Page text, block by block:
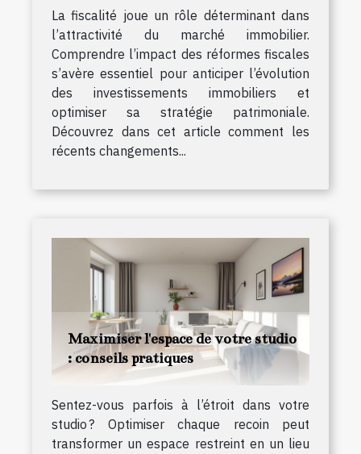
La fiscalité joue un rôle déterminant dans
l’attractivité du marché immobilier.
Comprendre l’impact des réformes fiscales
s’avère essentiel pour anticiper l’évolution
des investissements immobiliers et
optimiser sa stratégie patrimoniale.
Découvrez dans cet article comment les
récents changements...
Maximiser l'espace de votre studio
: conseils pratiques
Sentez-vous parfois à l’étroit dans votre
studio ? Optimiser chaque recoin peut
transformer un espace restreint en un lieu